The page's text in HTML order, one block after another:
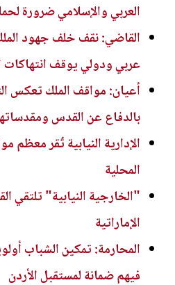
العربي والإسلامي ضرورة
القاضي: نقف خلف جهود
عربي ودولي يوقف انتهاكات
أعيان: مواقف الملك تعكس
بالدفاع عن القدس
الإدارية النيابية تُقر معظم
المحلية
"الخارجية النيابية" تلتقي
الإماراتية
المحارمة: تمكين الشباب
فيهم ضمانة لمستقبل الأردن